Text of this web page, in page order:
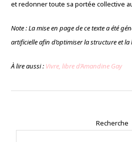
et redonner toute sa portée collective
Note : La mise en page de ce texte a été
artificielle afin d’optimiser la structure et
À lire aussi : Vivre, libre d’Amandine Gay
Recherche